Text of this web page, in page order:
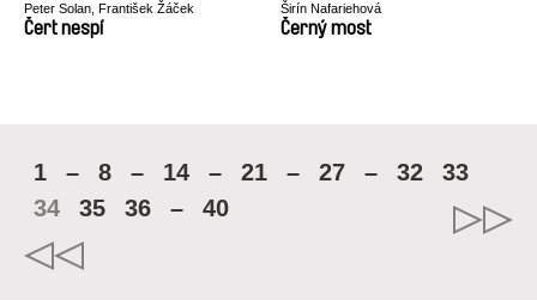
Peter Solan, František Žáček
Čert nespí
Širín Nafariehová
Černý most
1 – 8 – 14 – 21 – 27 – 32
33
34
35 36 – 40